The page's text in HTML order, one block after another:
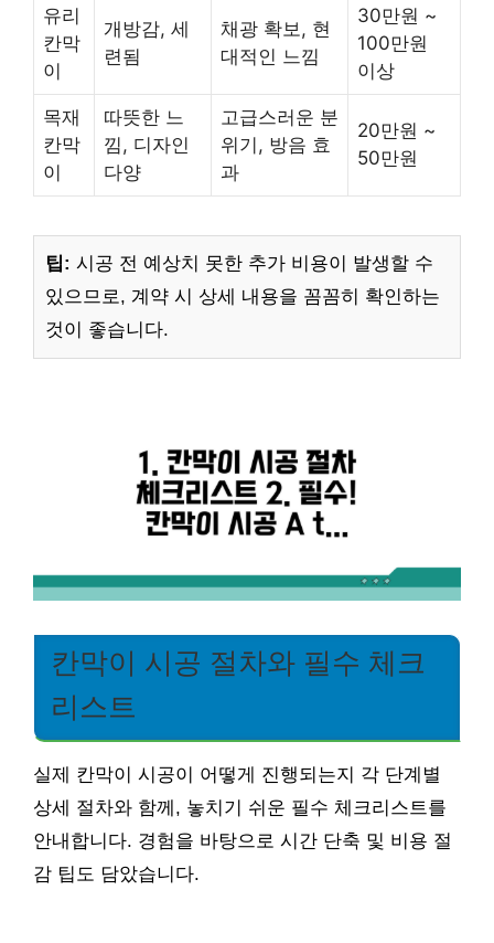
유리
칸막
이
개방감, 세
련됨
채광 확보, 현
대적인 느낌
30만원 ~
100만원
이상
목재
칸막
이
따뜻한 느
낌, 디자인
다양
고급스러운 분
위기, 방음 효
과
20만원 ~
50만원
팁: 시공 전 예상치 못한 추가 비용이 발생할 수
있으므로, 계약 시 상세 내용을 꼼꼼히 확인하는
것이 좋습니다.
칸막이 시공 절차와 필수 체크
리스트
실제 칸막이 시공이 어떻게 진행되는지 각 단계별
상세 절차와 함께, 놓치기 쉬운 필수 체크리스트를
안내합니다. 경험을 바탕으로 시간 단축 및 비용 절
감 팁도 담았습니다.